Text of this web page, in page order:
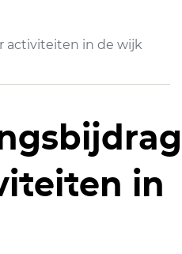
activiteiten in de wijk
in